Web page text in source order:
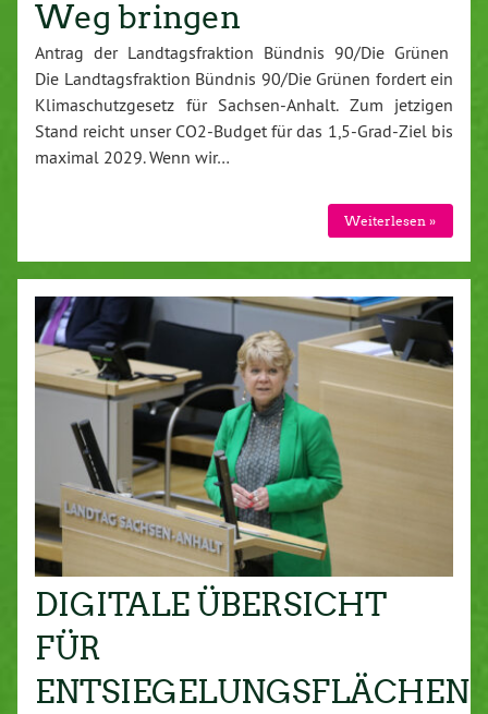
Weg bringen
Antrag der Landtagsfraktion Bündnis 90/Die Grünen
Die Landtagsfraktion Bündnis 90/Die Grünen fordert ein
Klimaschutzgesetz für Sachsen-Anhalt. Zum jetzigen
Stand reicht unser CO2-Budget für das 1,5-Grad-Ziel bis
maximal 2029. Wenn wir…
Weiterlesen »
DIGITALE ÜBERSICHT
FÜR
ENTSIEGELUNGSFLÄCHEN